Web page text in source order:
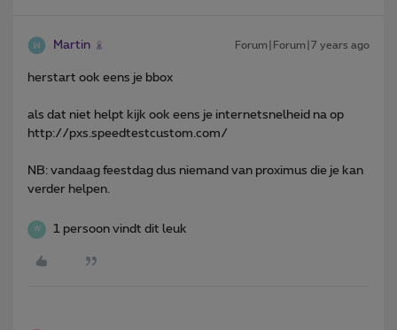
Martin Forum|Forum|7 years ago
herstart ook eens je bbox
als dat niet helpt kijk ook eens je internetsnelheid na op
http://pxs.speedtestcustom.com/
NB: vandaag feestdag dus niemand van proximus die je kan
verder helpen.
W 1 persoon vindt dit leuk